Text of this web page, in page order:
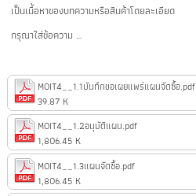
เป็นเนื้อหาของบทความหรือสินค้าโดยละเอียด
กรุณาใส่ข้อความ …
MOIT4__1.1บันทึกขอเผยแพร่แผนจัดซื้อ.pdf
39.87 K
MOIT4__1.2อนุมัติแผน.pdf
1,806.45 K
MOIT4__1.3แผนจัดซื้อ.pdf
1,806.45 K